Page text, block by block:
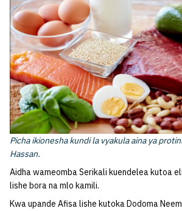
Picha ikionesha kundi la vyakula aina ya
Hassan.
Aidha wameomba Serikali kuendelea kutoa
lishe bora na mlo kamili.
Kwa upande Afisa lishe kutoka Dodoma